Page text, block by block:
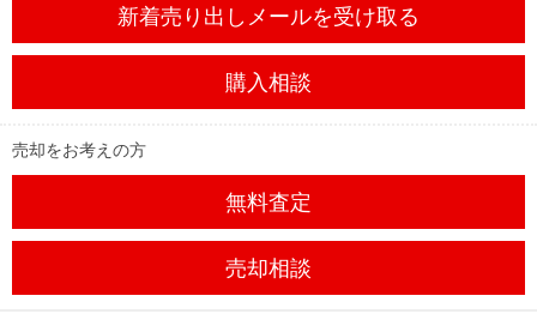
新着売り出しメールを受け取る
購入相談
売却をお考えの方
無料査定
売却相談